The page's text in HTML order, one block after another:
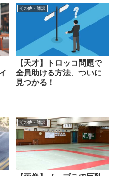
その他・雑談
【天才】トロッコ問題で
全員助ける方法、ついに
見つかる！
その他・雑談